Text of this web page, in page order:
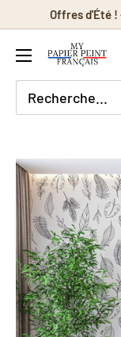
contenu
Offres d'Été !